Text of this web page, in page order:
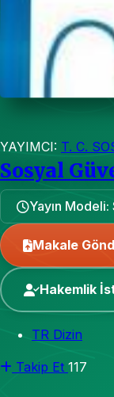
YAYIMCI: T. C.
Sosyal
Yayın Modeli:
Makale
Hakemlik
TR Dizin
Takip Et 117